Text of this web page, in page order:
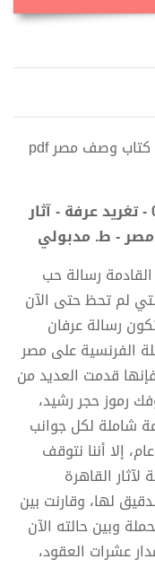
تحميل كتاب آثار القاهرة الإسلامية من كتاب وصف مصر pdf
سلسلة صفحات من تاريخ مصر - 064 - تغريد عرفة - آثار
مصر - ط. مدبولي
رسالة حب
لم تحظ حتى الآن
رسالة عرفان
الفرنسية على مصر
قدمت العديد من
رموز حجر رشيد،
شاملة لكل جوانب
الحياة في القطر المصري من نحو 200 عام، إلا أننا نتوقف
القاهرة
لها، وقارنت بين
وبين حالته الآن
عشرات العقود،